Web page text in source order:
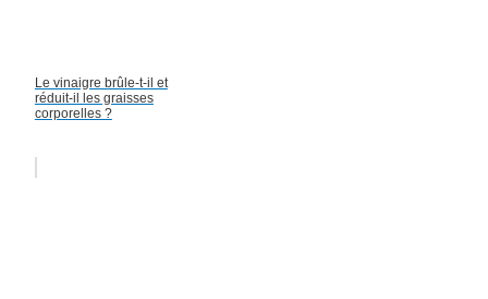
Le vinaigre brûle-t-il et
réduit-il les graisses
corporelles ?